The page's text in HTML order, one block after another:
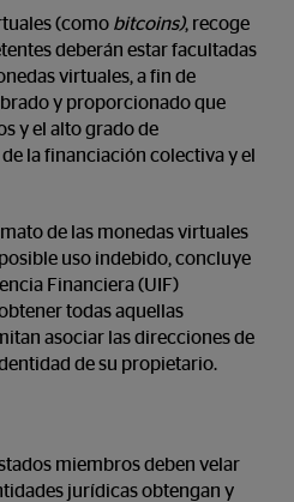
(como bitcoins), recoge
deberán estar facultadas
virtuales, a fin de
y proporcionado que
y el alto grado de
la financiación colectiva y el
de las monedas virtuales
uso indebido, concluye
Financiera (UIF)
todas aquellas
asociar las direcciones de
de su propietario.
miembros deben velar
jurídicas obtengan y